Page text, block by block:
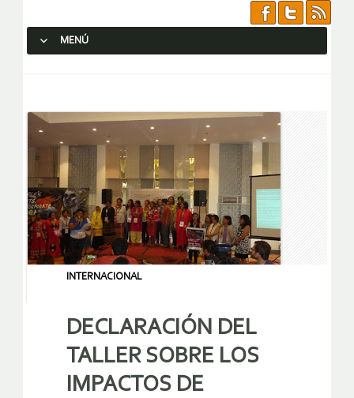
MENÚ
INTERNACIONAL
DECLARACIÓN DEL
TALLER SOBRE LOS
IMPACTOS DE